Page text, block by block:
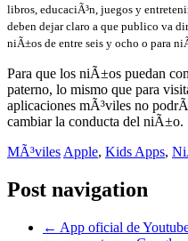
libros, educaciÃ³n, juegos y
deben dejar claro a que publico va
niÃ±os de entre seis y ocho o para
Para que los niÃ±os puedan
paterno, lo mismo que para
aplicaciones mÃ³viles no
cambiar la conducta del niÃ±o.
MÃ³viles Apple, Kids Apps,
Post navigation
← App oficial de